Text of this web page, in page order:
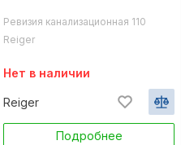
Ревизия канализационная 110
Reiger
Нет в наличии
Reiger
Подробнее